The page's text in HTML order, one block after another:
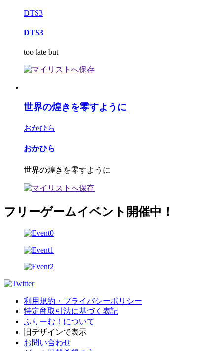
DTS3
DTS3
too late but
世界の煌きを零すように
おかひら
おかひら
世界の煌きを零すように
フリーゲームイベント開催中！
利用規約・プライバシーポリシー
特定商取引法に基づく表記
ふりーむ！について
旧デザインで表示
お問い合わせ